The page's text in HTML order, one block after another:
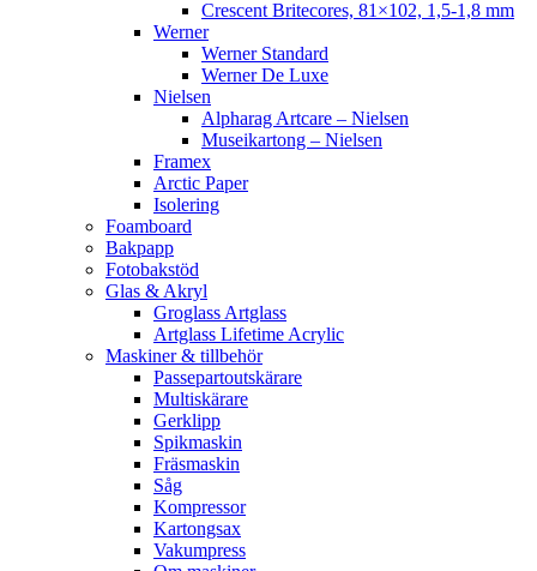
Crescent Britecores, 81×102, 1,5-1,8 mm
Werner
Werner Standard
Werner De Luxe
Nielsen
Alpharag Artcare – Nielsen
Museikartong – Nielsen
Framex
Arctic Paper
Isolering
Foamboard
Bakpapp
Fotobakstöd
Glas & Akryl
Groglass Artglass
Artglass Lifetime Acrylic
Maskiner & tillbehör
Passepartoutskärare
Multiskärare
Gerklipp
Spikmaskin
Fräsmaskin
Såg
Kompressor
Kartongsax
Vakumpress